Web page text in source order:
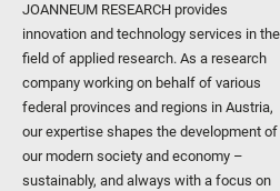
JOANNEUM RESEARCH provides
innovation and technology services in the
field of applied research. As a research
company working on behalf of various
federal provinces and regions in Austria,
our expertise shapes the development of
our modern society and economy –
sustainably, and always with a focus on